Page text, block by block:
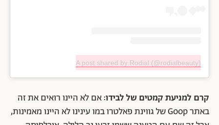
A post shared by Rodial (@rodialbeauty)
קרם למניעת קמטים של לבידו:אם לא היינו רואים את זה
באתר Goop של גווינת פאלטרו במו עינינו לא היינו מאמינות,